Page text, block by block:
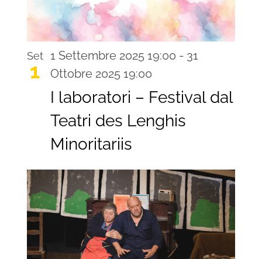
Set
1
1 Settembre 2025 19:00 - 31
Ottobre 2025 19:00
I laboratori – Festival dal
Teatri des Lenghis
Minoritariis